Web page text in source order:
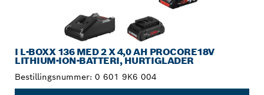
I L-BOXX 136 MED 2 X 4,0 AH PROCORE18V
LITHIUM-ION-BATTERI, HURTIGLADER
Bestillingsnummer: 0 601 9K6 004